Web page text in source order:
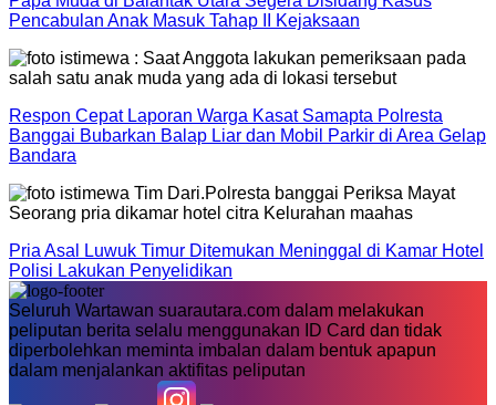
Pencabulan Anak Masuk Tahap II Kejaksaan
Respon Cepat Laporan Warga Kasat Samapta Polresta
Banggai Bubarkan Balap Liar dan Mobil Parkir di Area Gelap
Bandara
Pria Asal Luwuk Timur Ditemukan Meninggal di Kamar Hotel
Polisi Lakukan Penyelidikan
Seluruh Wartawan suarautara.com dalam melakukan
peliputan berita selalu menggunakan ID Card dan tidak
diperbolehkan meminta imbalan dalam bentuk apapun
dalam menjalankan aktifitas peliputan